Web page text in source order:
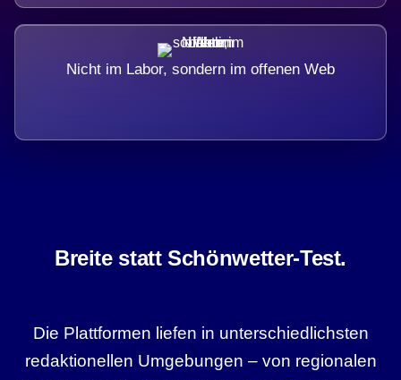
Nicht im Labor, sondern im offenen Web
Breite statt Schönwetter-Test.
Die Plattformen liefen in unterschiedlichsten
redaktionellen Umgebungen – von regionalen